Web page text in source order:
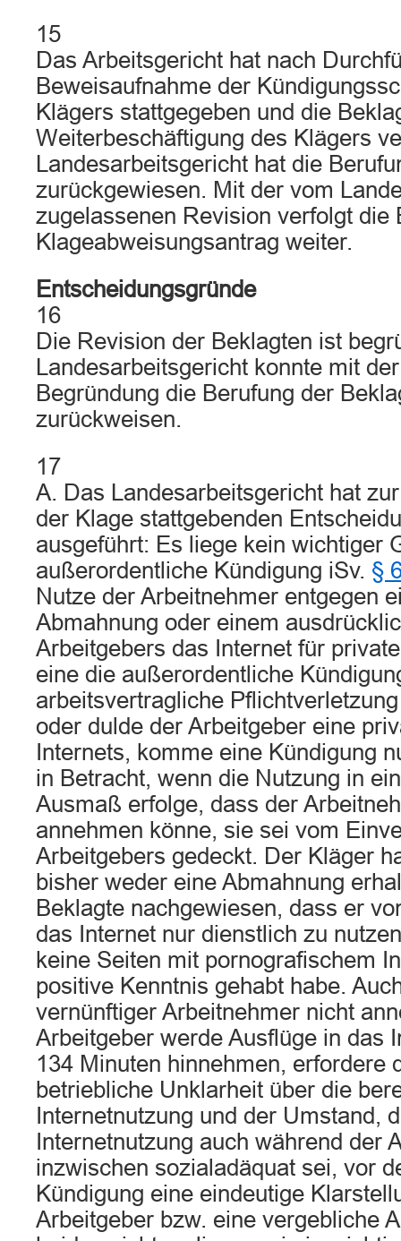
15
Das Arbeitsgericht hat nach
Beweisaufnahme der
Klägers stattgegeben und die
Weiterbeschäftigung des Klägers
Landesarbeitsgericht hat die
zurückgewiesen. Mit der vom
zugelassenen Revision verfolgt die
Klageabweisungsantrag weiter.
Entscheidungsgründe
16
Die Revision der Beklagten ist
Landesarbeitsgericht konnte mit
Begründung die Berufung der
zurückweisen.
17
A. Das Landesarbeitsgericht hat
der Klage stattgebenden
ausgeführt: Es liege kein wichtiger
außerordentliche Kündigung iSv. §
Nutze der Arbeitnehmer entgegen
Abmahnung oder einem
Arbeitgebers das Internet für
eine die außerordentliche
arbeitsvertragliche
oder dulde der Arbeitgeber eine
Internets, komme eine Kündigung
in Betracht, wenn die Nutzung in
Ausmaß erfolge, dass der
annehmen könne, sie sei vom
Arbeitgebers gedeckt. Der Kläger
bisher weder eine Abmahnung
Beklagte nachgewiesen, dass er
das Internet nur dienstlich zu
keine Seiten mit pornografischem
positive Kenntnis gehabt habe.
vernünftiger Arbeitnehmer nicht
Arbeitgeber werde Ausflüge in das
134 Minuten hinnehmen, erfordere
betriebliche Unklarheit über die
Internetnutzung und der Umstand,
Internetnutzung auch während der
inzwischen sozialadäquat sei, vor
Kündigung eine eindeutige
Arbeitgeber bzw. eine vergebliche